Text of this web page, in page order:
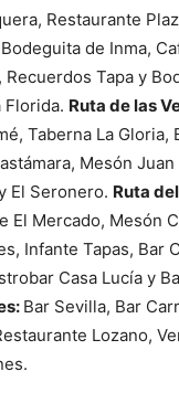
Restaurante
de Inma,
Recuerdos Tapa y
Florida. Ruta de las
Taberna La Gloria,
Mesón
El Seronero. Ruta del
El Mercado, Mesón
Infante Tapas, Bar
Casa Lucía y
Bar Sevilla, Bar
Lozano,